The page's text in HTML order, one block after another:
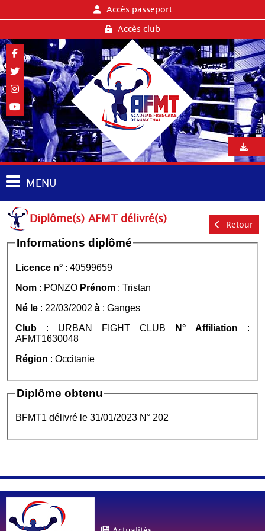
Accès passeport
Accès club
MENU
Diplôme(s) AFMT délivré(s) Retour
Informations diplômé
Licence n° : 40599659
Nom : PONZO Prénom : Tristan
Né le : 22/03/2002 à : Ganges
Club : URBAN FIGHT CLUB N° Affiliation :
AFMT1630048
Région : Occitanie
Diplôme obtenu
BFMT1 délivré le 31/01/2023 N° 202